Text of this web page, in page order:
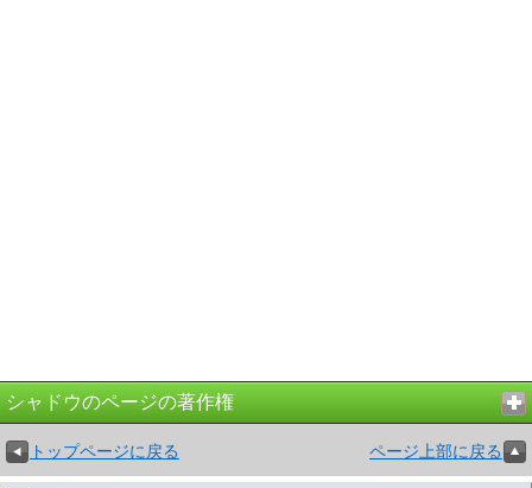
シャドウのページの著作権
トップページに戻る ページ上部に戻る